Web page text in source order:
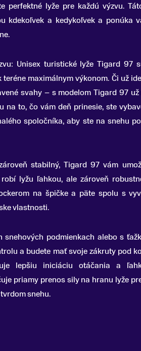
perfektné lyže pre každú výzvu.
kdekoľvek a kedykoľvek a ponúka
Unisex turistické lyže Tigard 97
maximálnym výkonom. Či už
svahy – s modelom Tigard 97
na to, čo vám deň prinesie, ste
spoločníka, aby ste na snehu
stabilný, Tigard 97 vám
lyžu ľahkou, ale zároveň
na špičke a päte spolu s
vlastnosti.
snehových podmienkach alebo s
a budete mať svoje zákruty pod
lepšiu iniciáciu otáčania a
priamy prenos sily na hranu lyže
snehu.